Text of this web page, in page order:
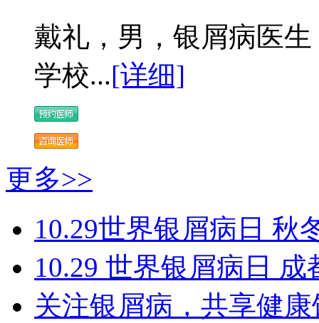
戴礼，男，银屑病医
学校...[详细]
更多>>
10.29世界银屑病日 秋
10.29 世界银屑病日
关注银屑病，共享健